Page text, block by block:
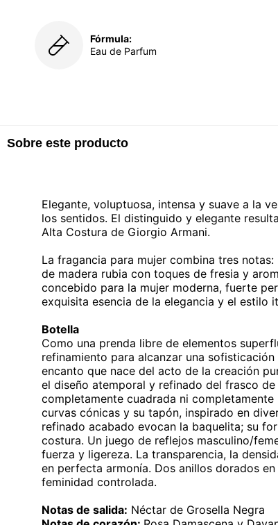
Fórmula:
Eau de Parfum
Sobre este producto
Elegante, voluptuosa, intensa y suave a la
los sentidos. El distinguido y elegante
Alta Costura de Giorgio Armani.
La fragancia para mujer combina tres
de madera rubia con toques de fresia y
concebido para la mujer moderna, fuerte
exquisita esencia de la elegancia y el estilo
Botella
Como una prenda libre de elementos
refinamiento para alcanzar una
encanto que nace del acto de la creación
el diseño atemporal y refinado del frasco
completamente cuadrada ni
curvas cónicas y su tapón, inspirado en
refinado acabado evocan la baquelita; su
costura. Un juego de reflejos masculino/
fuerza y ​​ligereza. La transparencia, la
en perfecta armonía. Dos anillos dorados
feminidad controlada.
Notas de salida: Néctar de Grosella Negra